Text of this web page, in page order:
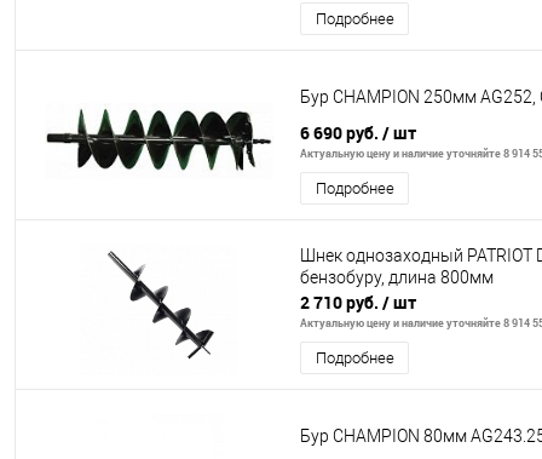
Подробнее
Бур CHAMPION 250мм AG252,
6 690 руб. / шт
Актуальную цену и наличие уточняйте 8 914
Подробнее
Шнек однозаходный PATRIOT
бензобуру, длина 800мм
2 710 руб. / шт
Актуальную цену и наличие уточняйте 8 914
Подробнее
Бур CHAMPION 80мм